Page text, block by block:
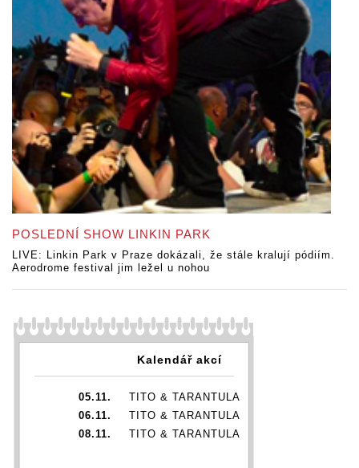
POSLEDNÍ SHOW LINKIN PARK
LIVE: Linkin Park v Praze dokázali, že stále kralují pódiím.
Aerodrome festival jim ležel u nohou
Kalendář akcí
05.11.
TITO & TARANTULA
06.11.
TITO & TARANTULA
08.11.
TITO & TARANTULA